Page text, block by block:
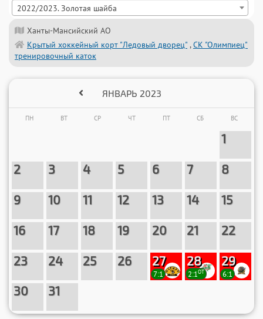
2022/2023. Золотая шайба
Ханты-Мансийский АО
Крытый хоккейный корт "Ледовый дворец" , СК "Олимпиец"
тренировочный каток
ЯНВАРЬ 2023
ПН ВТ СР ЧТ ПТ СБ ВС
14 15 16
21 22 23
10:3
12 13 14
19 20 21
29 30
1
2 3 4 5 6 7 8
9 10 11 12 13 14 15
16 17 18 19 20 21 22
23 24 25 26 27
7:1
28
2:1ОТ
29
6:1
30 31